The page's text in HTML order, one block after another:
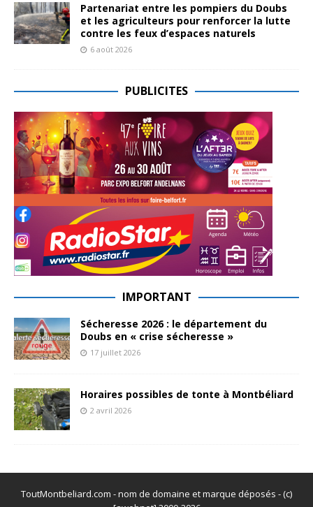
Partenariat entre les pompiers du Doubs
et les agriculteurs pour renforcer la lutte
contre les feux d’espaces naturels
6 août 2026
PUBLICITES
IMPORTANT
Sécheresse 2026 : le département du
Doubs en « crise sécheresse »
17 juillet 2026
Horaires possibles de tonte à Montbéliard
2 avril 2026
ToutMontbeliard.com - nom de domaine et marque déposés - (c)